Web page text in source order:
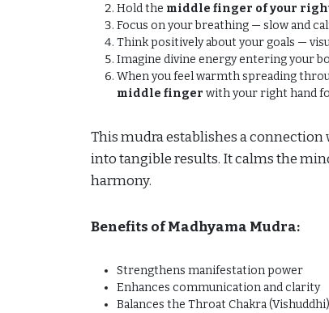
Hold the middle finger of your
Focus on your breathing — slow and
Think positively about your goals —
Imagine divine energy entering your
When you feel warmth spreading
middle finger with your right hand
This mudra establishes a
into tangible results. It calms the
harmony.
Benefits of Madhyama Mudra:
Strengthens manifestation power
Enhances communication and clarity
Balances the Throat Chakra (Vishuddhi)